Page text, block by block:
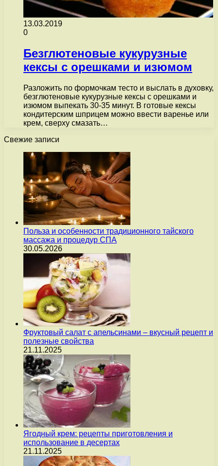
13.03.2019
0
Безглютеновые кукурузные
кексы с орешками и изюмом
Разложить по формочкам тесто и выслать в духовку,
безглютеновые кукурузные кексы с орешками и
изюмом выпекать 30-35 минут. В готовые кексы
кондитерским шприцем можно ввести варенье или
крем, сверху смазать…
Свежие записи
Польза и особенности традиционного тайского
массажа и процедур СПА
30.05.2026
Фруктовый салат с апельсинами – вкусный рецепт и
полезные свойства
21.11.2025
Ягодный крем: рецепты приготовления и
использование в десертах
21.11.2025